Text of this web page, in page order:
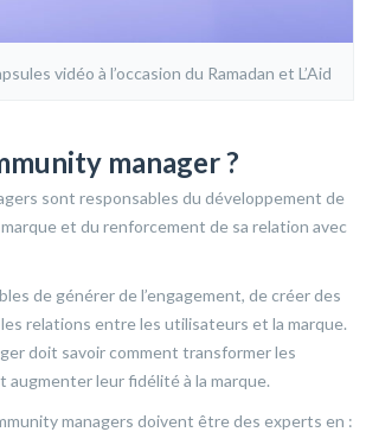
vidéo à l’occasion du Ramadan et L’Aid
manager ?
sont responsables du développement de
et du renforcement de sa relation avec
de générer de l’engagement, de créer des
relations entre les utilisateurs et la marque.
doit savoir comment transformer les
leur fidélité à la marque.
managers doivent être des experts en :